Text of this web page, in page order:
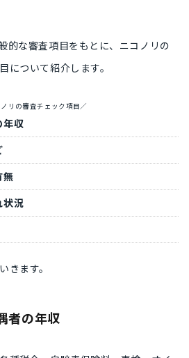
的な審査項目をもとに、ニコノリの
について紹介します。
リの審査チェック項目／
年収
無
状況
きます。
者の年収